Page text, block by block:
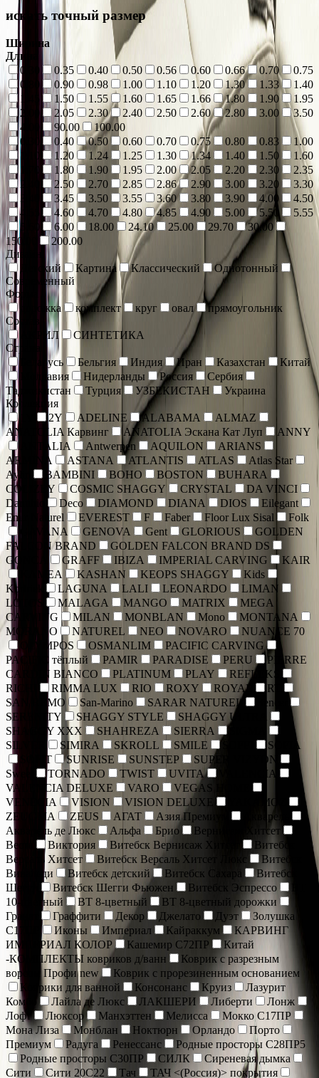
искать точный размер
Ширина
Длина
0.30
0.35 0.40 0.50 0.56 0.60 0.66 0.70
0.75
0.80
0.90 0.98 1.00 1.10 1.20 1.30 1.33
1.40
1.45
1.50 1.55 1.60 1.65 1.66 1.80 1.90
1.95
2.00
2.05 2.30 2.40 2.50 2.60 2.80 3.00
3.50
4.00
90.00
100.00
0.30
0.40 0.50 0.60 0.70 0.75 0.80 0.83
1.00
1.10
1.20 1.24 1.25 1.30 1.34 1.40 1.50
1.60
1.70
1.80 1.90 1.95 2.00 2.05 2.20 2.30
2.35
2.40
2.50 2.70 2.85 2.86 2.90 3.00 3.20
3.30
3.40
3.45 3.50 3.55 3.60 3.80 3.90 4.00
4.50
4.55
4.60 4.70 4.80 4.85 4.90 5.00 5.50
5.55
5.60
6.00 18.00 24.10 25.00 29.70
30.00
150.00
200.00
Дизайн
Детский
Картина Классический
Однотонный
Современный
Форма
дорожка
комплект круг овал
прямоугольник
Состав
АКРИЛ
СИНТЕТИКА
Страна
Беларусь
Бельгия Индия Иран Казахстан
Китай
Молдавия
Нидерланды Россия
Сербия
Таджикистан
Турция УЗБЕКИСТАН
Украина
Коллекция
2Y ADELINE ALABAMA
ALMAZ
ANATOLIA Карвинг
ANATOLIA Эскана Кат Луп
ANNY
ANTALIA
Antwerpen AQUILON
ARIANS
ARMINA
ASTANA ATLANTIS ATLAS
Atlas Star
Aylin
BAMBINI BOHO BOSTON
BUHARA
COLIZEY
COSMIC SHAGGY CRYSTAL
DA VINCI
Danubio
Deco DIAMOND DIANA DIOS
Eilegant
Emir Naturel
EVEREST F Faber Floor Lux Sisal
Folk
GAVANA
GENOVA Gent GLORIOUS
GOLDEN
FALCON BRAND
GOLDEN FALCON BRAND DS
GONCA
GRAFF IBIZA IMPERIAL CARVING
KAIR
KAMEA
KASHAN KEOPS SHAGGY
Kids
Kortriek
LAGUNA LALI LEONARDO
LIMAN
LOTOS
MALAGA MANGO MATRIX
MEGA
CARVING
MILAN MONBLAN Mono
MONTANA
MORANO
NATUREL NEO NOVARO
NUANCE 70
OLYMPOS
OSMANLIM
PACIFIC CARVING
PACIFIC тёплый
PAMIR PARADISE PERU
PIERRE
CARDIN BIANCO
PLATINUM PLAY
REFLEKS
RICHI
RIMMA LUX RIO ROXY ROYAL
RT
SAN REMO
San-Marino SARAR NATUREL
Sencer
SERENITY
SHAGGY STYLE
SHAGGY ULTRA
SHAGGY XXX
SHAHREZA SIERRA
SILVER
SIMIRA SKROLL SMILE
SOFIA
SOFIT
SUNRISE SUNSTEP
SUPER VIZYON
Sweet
TORNADO TWIST UVITA
VALENCIA
VALENCIA DELUXE
VARO
VEGAS HOME
VENECIA
VISION VISION DELUXE
YAKAMOZ
ZEUGMA
ZEUS АГАТ Азия Премиум
Акварель
Акварель де Люкс
Альфа Брио
Вернисаж Хитсет
Веста
Виктория Витебск Вернисаж Хитсет
Витебск
Версаль Хитсет
Витебск Версаль Хитсет Люкс
Витебск
Вивальди
Витебск детский Витебск Сахара
Витебск
Шегги
Витебск Шегги Фьюжен Витебск Эспрессо
10-цветный
ВТ 8-цветный
ВТ 8-цветный дорожки
Гранат
Граффити Декор Джелато Дуэт
Золушка
С17ПР
Иконы Империал Кайраккум
КАРВИНГ
ИМПЕРИАЛ КОЛОР
Кашемир С72ПР
Китай
-КОМПЛЕКТЫ ковриков д/ванн
Коврик c разрезным
ворсом Профи new
Коврик с прорезиненным основанием
Коврики для ванной
Консонанс Круиз
Лазурит
Комбо
Лайла де Люкс ЛАКШЕРИ Либерти
Лонж
Лофт
Люксор Манхэттен Мелисса
Мокко С17ПР
Мона Лиза
Монблан Ноктюрн Орландо
Порто
Премиум
Радуга Ренессанс
Родные просторы С28ПР5
Родные просторы С30ПР
СИЛК
Сиреневая дымка
Сити
Сити 20С22 Тач ТАЧ <(Россия)> покрытия